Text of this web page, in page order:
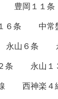
豊岡１１条
６条 中常
永山６条
条 永山１
西神楽４